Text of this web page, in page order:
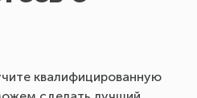
квалифицированную